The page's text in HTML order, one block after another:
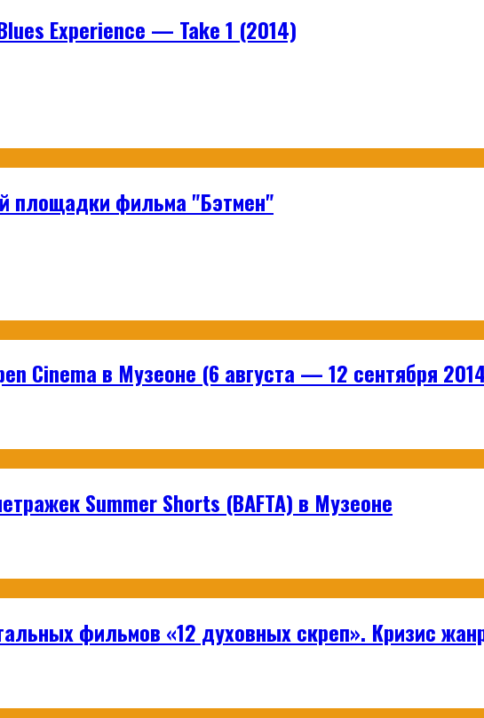
Experience — Take 1 (2014)
площадки фильма "Бэтмен"
Cinema в Музеоне (6 августа — 12 сентября
Summer Shorts (BAFTA) в Музеоне
фильмов «12 духовных скреп». Кризис